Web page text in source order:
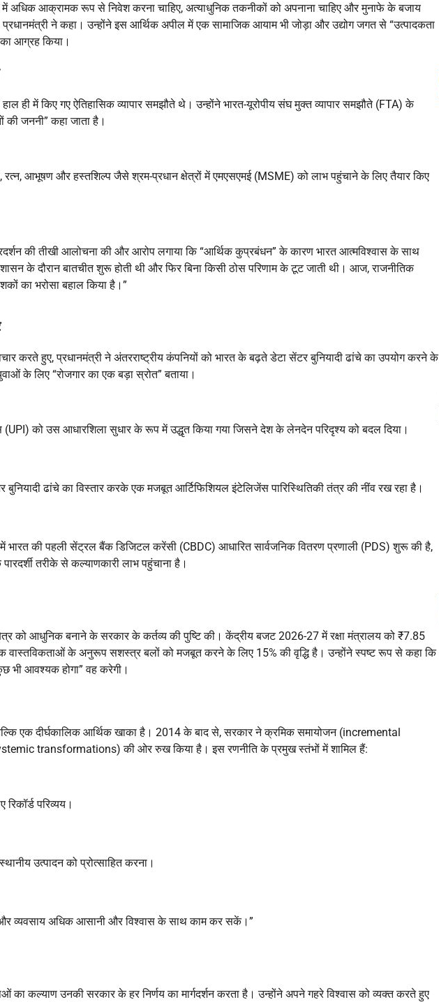
अधिक आक्रामक रूप से निवेश करना चाहिए, अत्याधुनिक तकनीकों को अपनाना चाहिए और मुनाफे के बजाय
प्रधानमंत्री ने कहा। उन्होंने इस आर्थिक अपील में एक सामाजिक आयाम भी जोड़ा और उद्योग जगत से “उत्पादकता
आग्रह किया।
ही में किए गए ऐतिहासिक व्यापार समझौते थे। उन्होंने भारत-यूरोपीय संघ मुक्त व्यापार समझौते (FTA) के
जननी” कहा जाता है।
आभूषण और हस्तशिल्प जैसे श्रम-प्रधान क्षेत्रों में एमएसएमई (MSME) को लाभ पहुंचाने के लिए तैयार किए
की तीखी आलोचना की और आरोप लगाया कि “आर्थिक कुप्रबंधन” के कारण भारत आत्मविश्वास के साथ
के दौरान बातचीत शुरू होती थी और फिर बिना किसी ठोस परिणाम के टूट जाती थी। आज, राजनीतिक
का भरोसा बहाल किया है।”
करते हुए, प्रधानमंत्री ने अंतरराष्ट्रीय कंपनियों को भारत के बढ़ते डेटा सेंटर बुनियादी ढांचे का उपयोग करने के
के लिए “रोजगार का एक बड़ा स्रोत” बताया।
को उस आधारशिला सुधार के रूप में उद्धृत किया गया जिसने देश के लेनदेन परिदृश्य को बदल दिया।
बुनियादी ढांचे का विस्तार करके एक मजबूत आर्टिफिशियल इंटेलिजेंस पारिस्थितिकी तंत्र की नींव रख रहा है।
भारत की पहली सेंट्रल बैंक डिजिटल करेंसी (CBDC) आधारित सार्वजनिक वितरण प्रणाली (PDS) शुरू की है,
तरीके से कल्याणकारी लाभ पहुंचाना है।
क्षेत्र को आधुनिक बनाने के सरकार के कर्तव्य की पुष्टि की। केंद्रीय बजट 2026-27 में रक्षा मंत्रालय को ₹7.85
वास्तविकताओं के अनुरूप सशस्त्र बलों को मजबूत करने के लिए 15% की वृद्धि है। उन्होंने स्पष्ट रूप से कहा कि
भी आवश्यक होगा” वह करेगी।
एक दीर्घकालिक आर्थिक खाका है। 2014 के बाद से, सरकार ने क्रमिक समायोजन (incremental
transformations) की ओर रुख किया है। इस रणनीति के प्रमुख स्तंभों में शामिल हैं:
परिव्यय।
उत्पादन को प्रोत्साहित करना।
और व्यवसाय अधिक आसानी और विश्वास के साथ काम कर सकें।”
का कल्याण उनकी सरकार के हर निर्णय का मार्गदर्शन करता है। उन्होंने अपने गहरे विश्वास को व्यक्त करते हुए